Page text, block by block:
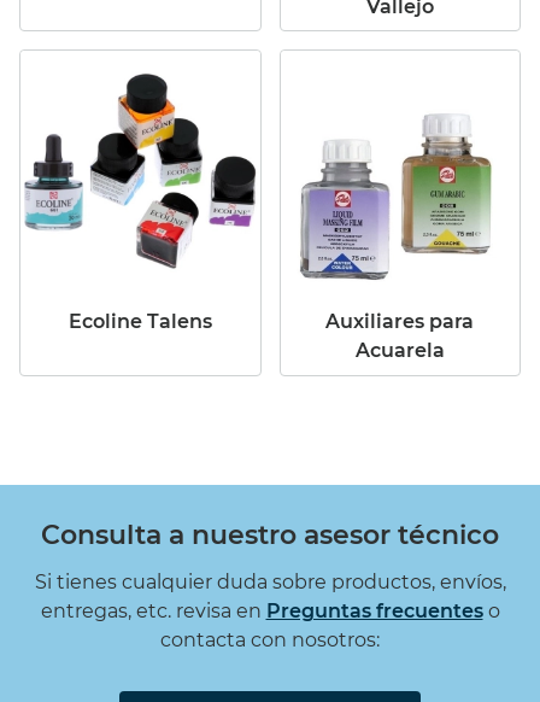
Vallejo
Ecoline Talens
Auxiliares para
Acuarela
Consulta a nuestro asesor técnico
Si tienes cualquier duda sobre productos, envíos,
entregas, etc. revisa en Preguntas frecuenteso
contacta con nosotros: